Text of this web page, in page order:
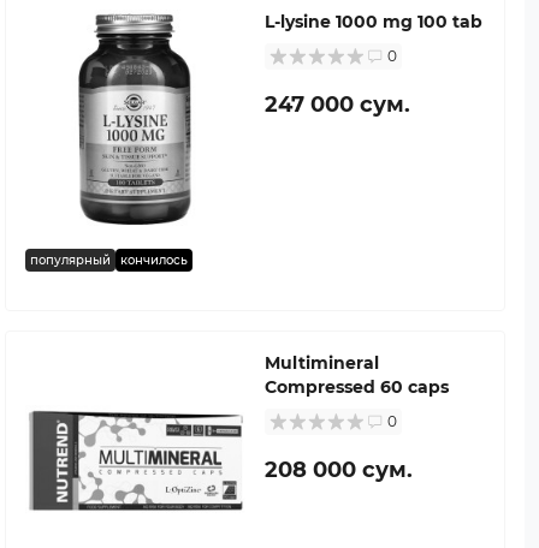
популярный кончилось
L-lysine 1000 mg 100 tab
0
247 000 сум.
Multimineral
Compressed 60 caps
0
208 000 сум.